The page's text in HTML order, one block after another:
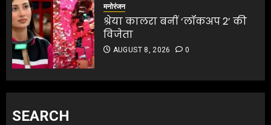
मनोरंजन
श्रेया कालरा बनीं ‘लॉकअप 2’ की
विजेता
AUGUST 8, 2026 0
SEARCH